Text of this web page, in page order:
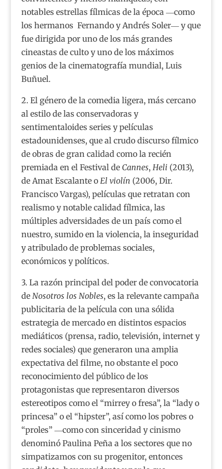
notables estrellas fílmicas de la época ―como
los hermanos Fernando y Andrés Soler― y que
fue dirigida por uno de los más grandes
cineastas de culto y uno de los máximos
genios de la cinematografía mundial, Luis
Buñuel.
2. El género de la comedia ligera, más cercano
al estilo de las conservadoras y
sentimentaloides series y películas
estadounidenses, que al crudo discurso fílmico
de obras de gran calidad como la recién
premiada en el Festival de Cannes, Heli(2013),
de Amat Escalante o El violín (2006, Dir.
Francisco Vargas), películas que retratan con
realismo y notable calidad fílmica, las
múltiples adversidades de un país como el
nuestro, sumido en la violencia, la inseguridad
y atribulado de problemas sociales,
económicos y políticos.
3. La razón principal del poder de convocatoria
de Nosotros los Nobles, es la relevante campaña
publicitaria de la película con una sólida
estrategia de mercado en distintos espacios
mediáticos (prensa, radio, televisión, internet y
redes sociales) que generaron una amplia
expectativa del filme, no obstante el poco
reconocimiento del público de los
protagonistas que representaron diversos
estereotipos como el “mirrey o fresa”, la “lady o
princesa” o el “hipster”, así como los pobres o
“proles” ―como con sinceridad y cinismo
denominó Paulina Peña a los sectores que no
simpatizamos con su progenitor, entonces